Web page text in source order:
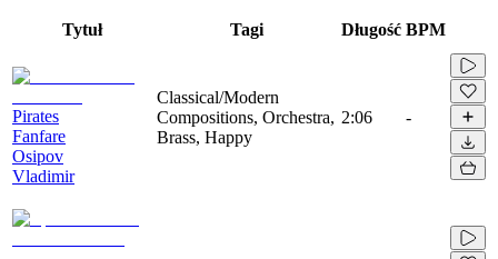
Tytuł Tagi Długość BPM
Pirates
Fanfare
Osipov
Vladimir
Classical/Modern
Compositions, Orchestra,
Brass, Happy
2:06 -